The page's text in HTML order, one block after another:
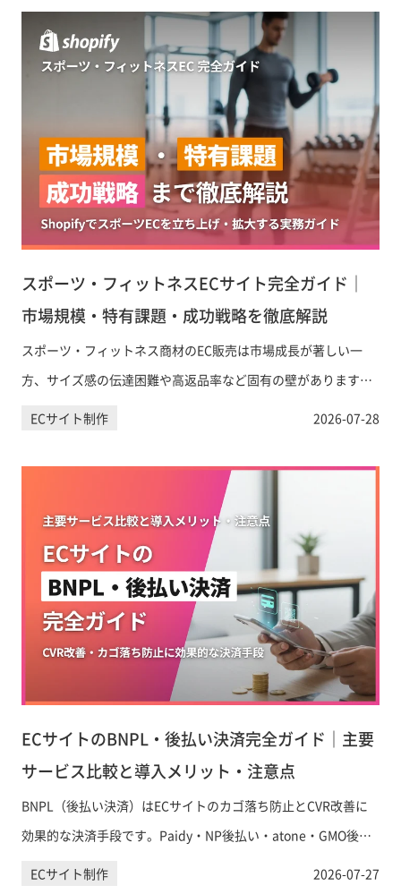
るべき情報を網羅的に解説します。
スポーツ・フィットネスECサイト完全ガイド｜
市場規模・特有課題・成功戦略を徹底解説
スポーツ・フィットネス商材のEC販売は市場成長が著しい一
方、サイズ感の伝達困難や高返品率など固有の壁があります。
本記事では市場規模のデータをもとに、業界特有の課題と解決
ECサイト制作 2026-07-28
ECサイトのBNPL・後払い決済完全ガイド｜主要
サービス比較と導入メリット・注意点
BNPL（後払い決済）はECサイトのカゴ落ち防止とCVR改善に
効果的な決済手段です。Paidy・NP後払い・atone・GMO後払
いの手数料・特徴を徹底比較し、Shopifyへの導入方法と運用上
ECサイト制作 2026-07-27